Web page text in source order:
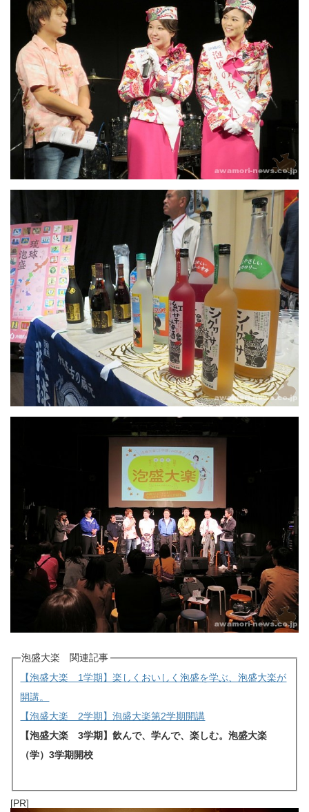
泡盛大楽 関連記事
【泡盛大楽 1学期】楽しくおいしく泡盛を学ぶ、泡盛大楽が
開講。
【泡盛大楽 2学期】泡盛大楽第2学期開講
【泡盛大楽 3学期】飲んで、学んで、楽しむ。泡盛大楽
（学）3学期開校
[PR]